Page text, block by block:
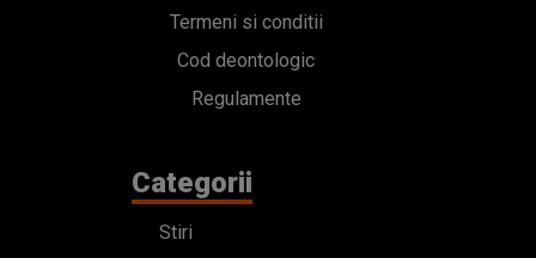
Termeni si conditii
Cod deontologic
Regulamente
Categorii
Stiri